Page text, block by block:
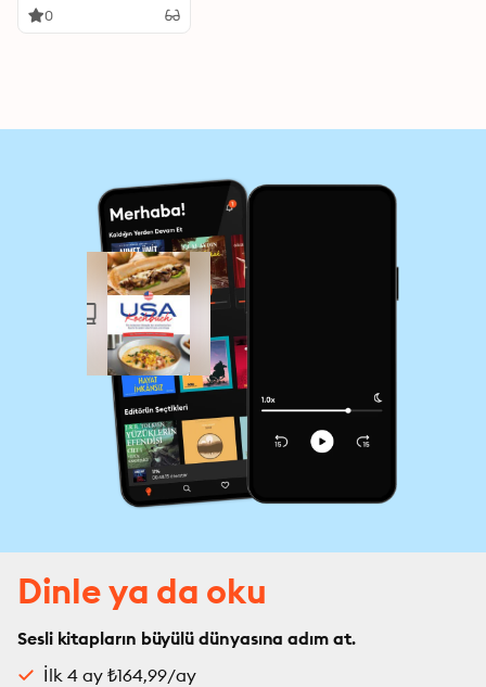
Geschmack und
0
Dinle ya da oku
Sesli kitapların büyülü dünyasına adım at.
İlk 4 ay ₺164,99/ay